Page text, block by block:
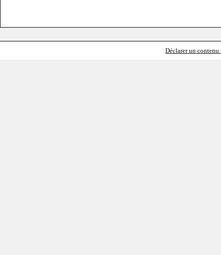
Déclarer un